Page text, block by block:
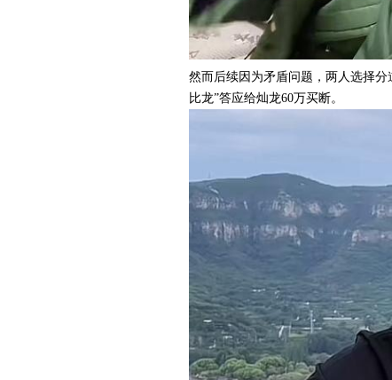
然而后续因为矛盾问题，两人选择
比龙”答应给灿龙60万买断。